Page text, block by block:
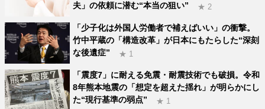
夫」の依頼に潜む“本当の狙い”
★ 2
「少子化は外国人労働者で補えばいい」の衝撃。
竹中平蔵の「構造改革」が日本にもたらした“深刻
な後遺症”
★ 1
「震度7」に耐える免震・耐震技術でも破損。令和
8年熊本地震の「想定を超えた揺れ」が明らかにし
た“現行基準の弱点”
★ 1